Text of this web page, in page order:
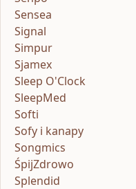
Sensea
Signal
Simpur
Sjamex
Sleep O'Clock
SleepMed
Softi
Sofy i kanapy
Songmics
ŚpijZdrowo
Splendid